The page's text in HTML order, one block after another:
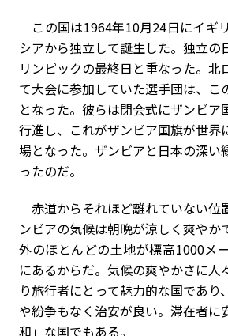
この国は1964年10月24日にイギ
シアから独立して誕生した。独立の
リンピックの最終日と重なった。北
て大会に参加していた選手団は、こ
となった。彼らは閉会式にザンビア
行進し、これがザンビア国旗が世界
場となった。ザンビアと日本の深い
ったのだ。
赤道からそれほど離れていない位
ンビアの気候は朝晩が涼しく爽やか
外のほとんどの土地が標高1000メ
にあるからだ。気候の爽やかさに人
り旅行者にとって魅力的な国であり
や紛争もなく治安が良い。滞在者に
和」な国でもある。